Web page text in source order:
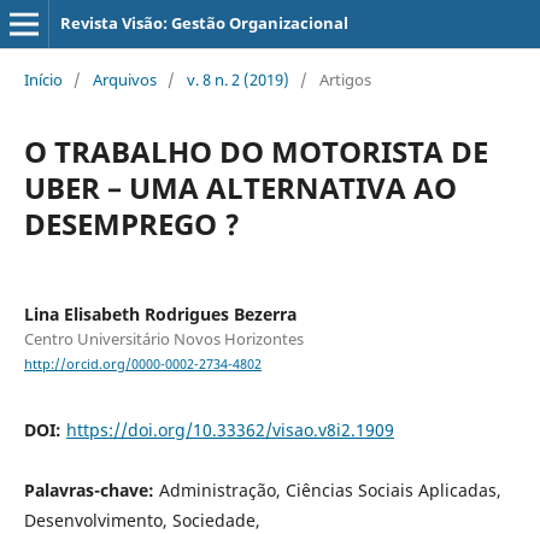
Revista Visão: Gestão Organizacional
Início / Arquivos / v. 8 n. 2 (2019) / Artigos
O TRABALHO DO MOTORISTA DE
UBER – UMA ALTERNATIVA AO
DESEMPREGO ?
Lina Elisabeth Rodrigues Bezerra
Centro Universitário Novos Horizontes
http://orcid.org/0000-0002-2734-4802
DOI: https://doi.org/10.33362/visao.v8i2.1909
Palavras-chave: Administração, Ciências Sociais Aplicadas,
Desenvolvimento, Sociedade,